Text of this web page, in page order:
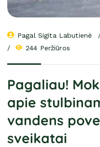
Pagal Sigita Labutienė
244 Peržiūros
Pagaliau!
apie
vandens
sveikatai